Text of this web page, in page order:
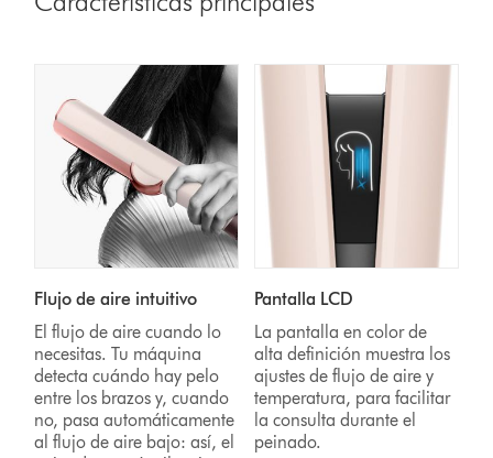
Flujo de aire intuitivo
El flujo de aire cuando lo
necesitas. Tu máquina
detecta cuándo hay pelo
entre los brazos y, cuando
no, pasa automáticamente
al flujo de aire bajo: así, el
Pantalla LCD
La pantalla en color de
alta definición muestra los
ajustes de flujo de aire y
temperatura, para facilitar
la consulta durante el
peinado.